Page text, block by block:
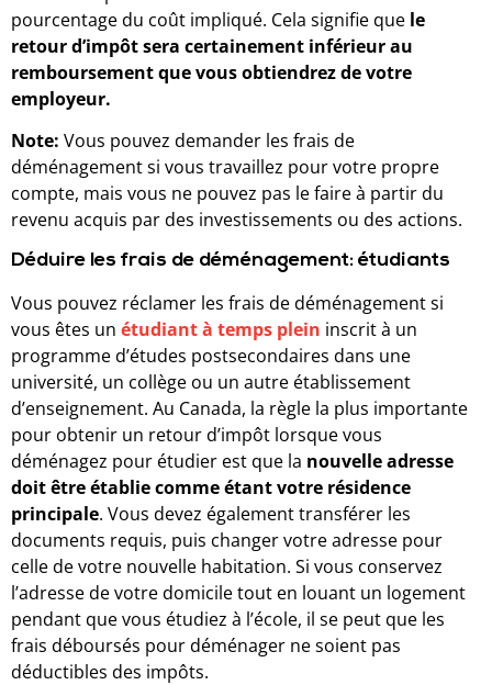
pourcentage du coût impliqué. Cela signifie que le
retour d’impôt sera certainement inférieur au
remboursement que vous obtiendrez de votre
employeur.
Note: Vous pouvez demander les frais de
déménagement si vous travaillez pour votre propre
compte, mais vous ne pouvez pas le faire à partir du
revenu acquis par des investissements ou des actions.
Déduire les frais de déménagement: étudiants
Vous pouvez réclamer les frais de déménagement si
vous êtes un étudiantà temps plein inscrit à un
programme d’études postsecondaires dans une
université, un collège ou un autre établissement
d’enseignement. Au Canada, la règle la plus importante
pour obtenir un retour d’impôt lorsque vous
déménagez pour étudier est que la nouvelle adresse
doit être établie comme étant votre résidence
principale. Vous devez également transférer les
documents requis, puis changer votre adresse pour
celle de votre nouvelle habitation. Si vous conservez
l’adresse de votre domicile tout en louant un logement
pendant que vous étudiez à l’école, il se peut que les
frais déboursés pour déménager ne soient pas
déductibles des impôts.